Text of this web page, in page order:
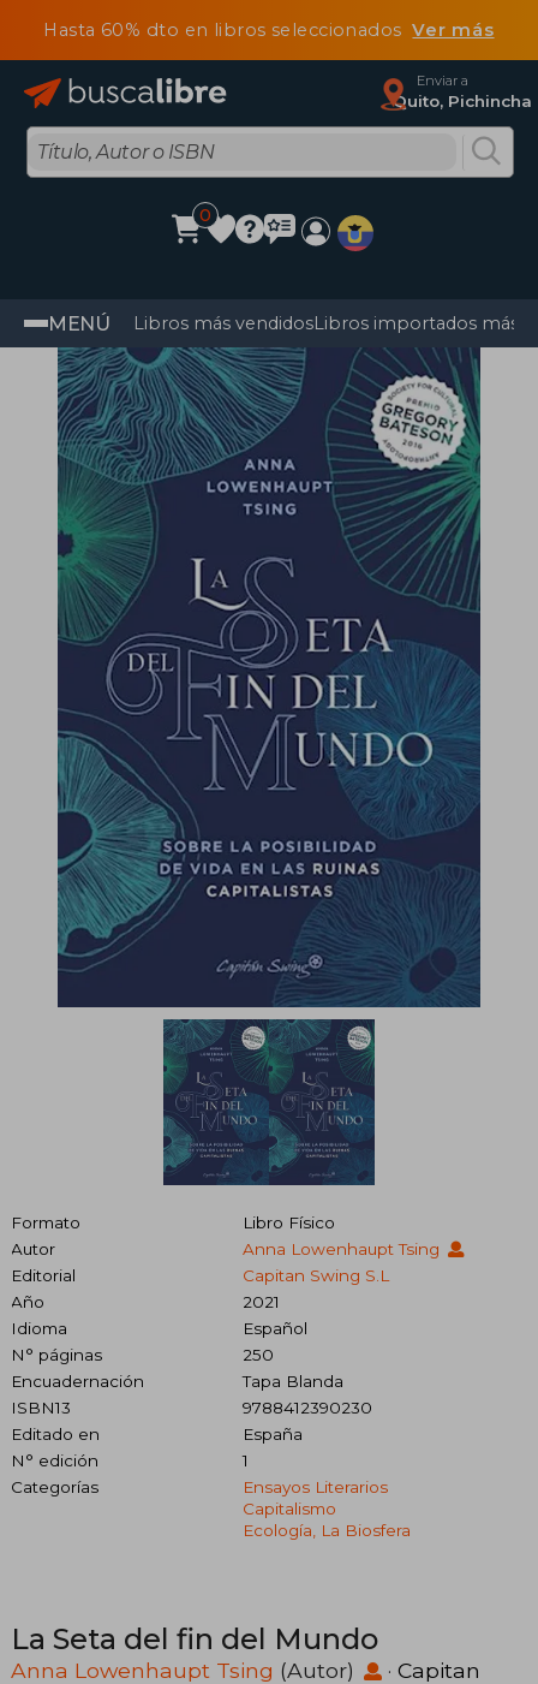
Hasta 60% dto en libros seleccionadosVer más
Enviar a
Quito, Pichincha
0
MENÚ Libros más vendidosLibros importados más
Formato
Libro Físico
Autor
Anna Lowenhaupt Tsing
Editorial
Capitan Swing S.L
Año
2021
Idioma
Español
N° páginas
250
Encuadernación
Tapa Blanda
ISBN13
9788412390230
Editado en
España
N° edición
1
Categorías
Ensayos Literarios
Capitalismo
Ecología, La Biosfera
La Seta del fin del Mundo
Anna Lowenhaupt Tsing (Autor) · Capitan